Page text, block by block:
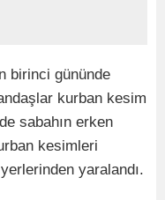
birinci gününde
kurban kesim
sabahın erken
kesimleri
yaralandı.